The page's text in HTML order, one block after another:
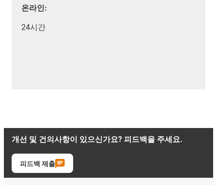
온라인:
24시간
개선 및 건의사항이 있으신가요? 피드백을 주세요.
피드백 제출